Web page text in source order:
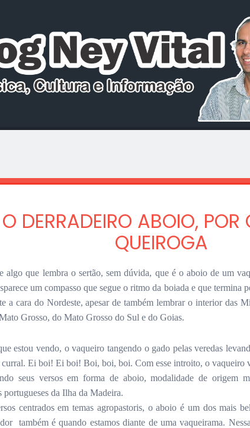
O DERRADEIRO ABOIO, POR
QUEIROGA
algo que lembra o sertão, sem dúvida, que é o aboio de um
um compasso que segue o ritmo da boiada e que termina
a cara do Nordeste, apesar de também lembrar o interior das
Grosso, do Mato Grosso do Sul e do Goias.
estou vendo, o vaqueiro tangendo o gado pelas veredas
curral. Ei boi! Ei boi! Boi, boi, boi. Com esse introito, o vaqueiro
seus versos em forma de aboio, modalidade de origem
portugueses da Ilha da Madeira.
centrados em temas agropastoris, o aboio é um dos mais
também é quando estamos diante de uma vaqueirama.